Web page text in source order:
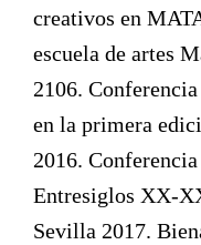
creativos en
escuela de artes
2106.
en la primera
2016.
Entresiglos XX-
Sevilla 2017.